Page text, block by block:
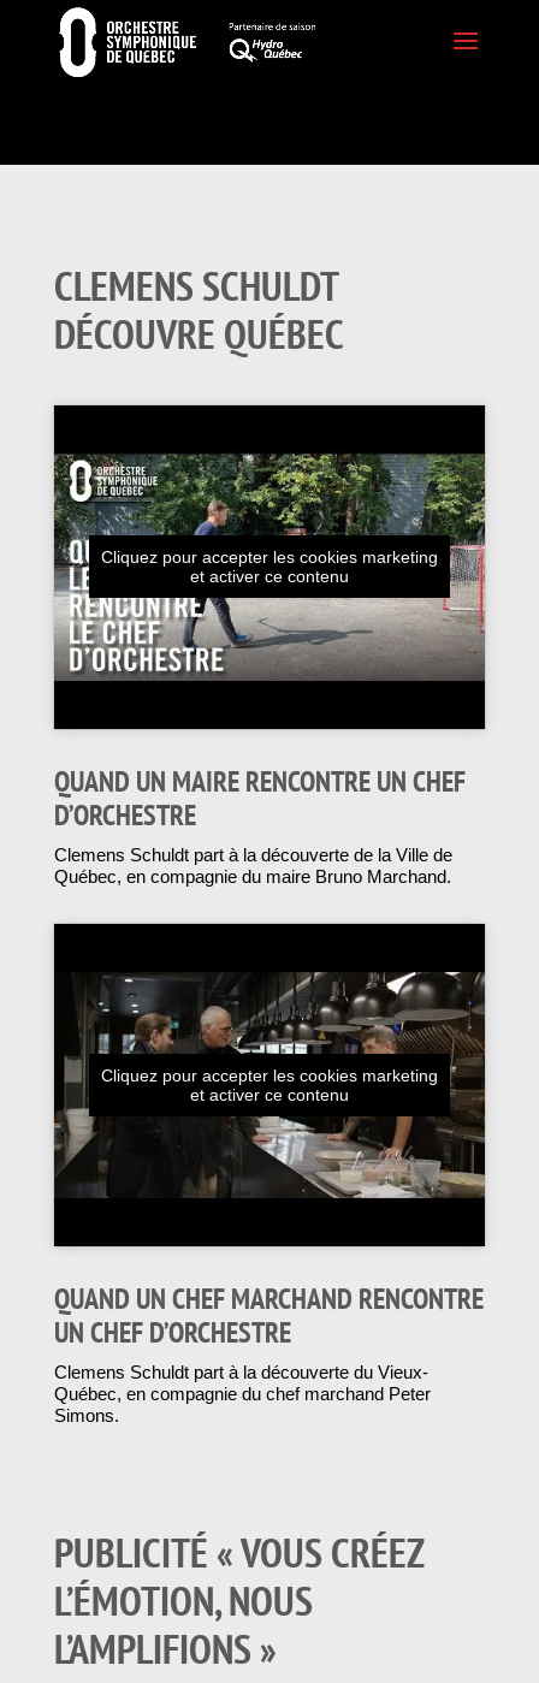
CLEMENS SCHULDT
DÉCOUVRE QUÉBEC
Cliquez pour accepter les cookies marketing
et activer ce contenu
QUAND UN MAIRE RENCONTRE UN CHEF
D’ORCHESTRE
Clemens Schuldt part à la découverte de la Ville de
Québec, en compagnie du maire Bruno Marchand.
Cliquez pour accepter les cookies marketing
et activer ce contenu
QUAND UN CHEF MARCHAND RENCONTRE
UN CHEF D’ORCHESTRE
Clemens Schuldt part à la découverte du Vieux-
Québec, en compagnie du chef marchand Peter
Simons.
PUBLICITÉ « VOUS CRÉEZ
L’ÉMOTION, NOUS
L’AMPLIFIONS »